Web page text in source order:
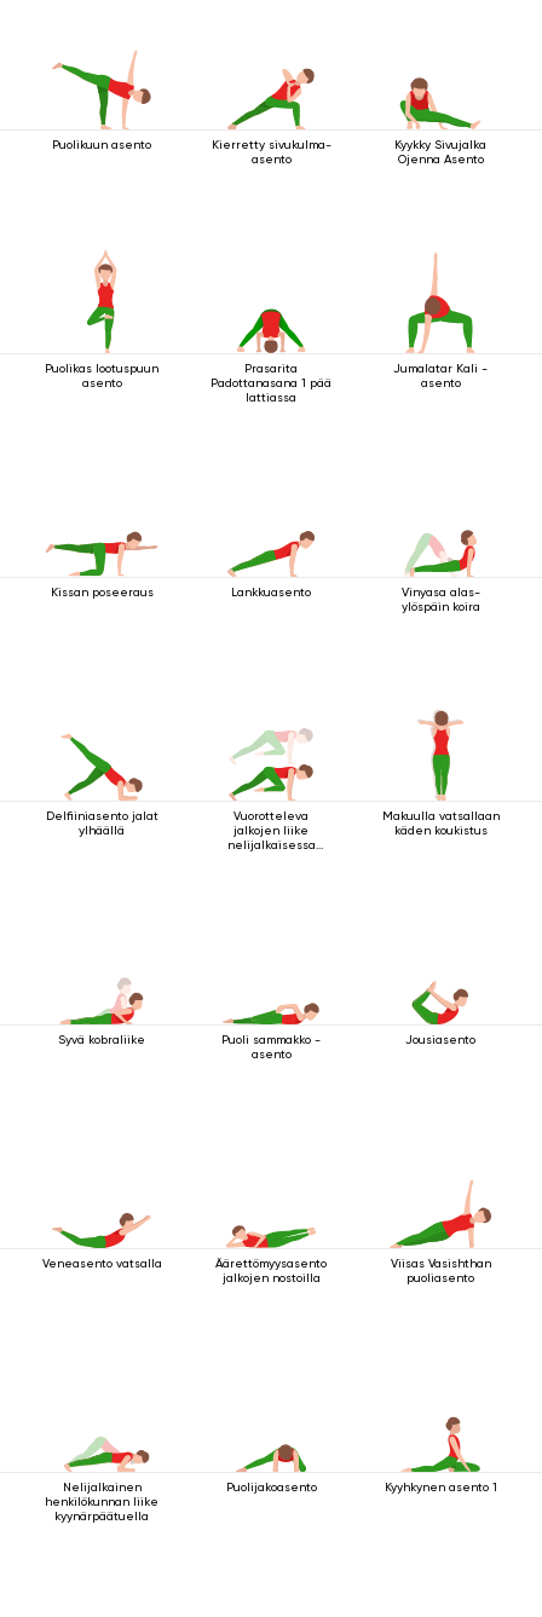
Puolikuun asento
Kierretty sivukulma-
asento
Kyykky Sivujalka
Ojenna Asento
Puolikas lootuspuun
asento
Prasarita
Padottanasana 1 pää
lattiassa
Jumalatar Kali -
asento
Kissan poseeraus Lankkuasento
Vinyasa alas-
ylöspäin koira
Delfiiniasento jalat
ylhäällä
Vuorotteleva
jalkojen liike
nelijalkaisessa
Makuulla vatsallaan
käden koukistus
Syvä kobraliike
Puoli sammakko -
asento
Jousiasento
Veneasento vatsalla
Äärettömyysasento
jalkojen nostoilla
Viisas Vasishthan
puoliasento
Nelijalkainen
henkilökunnan liike
kyynärpäätuella
Puolijakoasento Kyyhkynen asento 1